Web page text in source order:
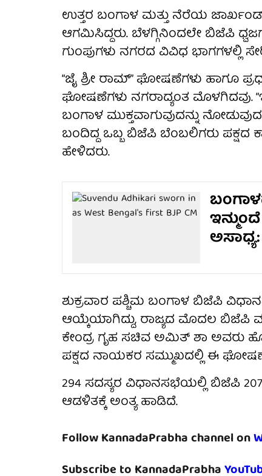
ಉತ್ತರ ಬಂಗಾಳ ಮತ್ತು ನೆರೆಯ
ಆಗಮಿಸಿದ್ದರು. ಬೆಳಗ್ಗಿನಿಂದಲೇ ಬಿಜೆಪಿ
ಗುಂಪುಗಳು ನಗರದ ವಿವಿಧ ಭಾಗಗಳಲ್ಲಿ
“ಜೈ ಶ್ರೀ ರಾಮ್” ಘೋಷಣೆಗಳು ಹಾಗೂ
ಘೋಷಣೆಗಳು ನಗರಾದ್ಯಂತ
ಬಂಗಾಳ ಮುಕ್ತವಾಗುವುದನ್ನು
ಬಂದಿದ್ದ ಒಬ್ಬ ಬಿಜೆಪಿ ಬೆಂಬಲಿಗರು
ಹೇಳಿದರು.
ಶುಕ್ರವಾರ ಪಶ್ಚಿಮ ಬಂಗಾಳ ಬಿಜೆಪಿ
ಆಯ್ಕೆಯಾಗಿದ್ದು, ರಾಜ್ಯದ ಮೊದಲ ಬಿಜೆಪಿ
ಕೇಂದ್ರ ಗೃಹ ಸಚಿವ ಅಮಿತ್ ಶಾ ಅವರು
ಪಕ್ಷದ ನಾಯಕರ ಸಮ್ಮುಖದಲ್ಲಿ ಈ
294 ಸದಸ್ಯರ ವಿಧಾನಸಭೆಯಲ್ಲಿ ಬಿಜೆಪಿ 207
ಆಡಳಿತಕ್ಕೆ ಅಂತ್ಯ ಹಾಡಿದೆ.
Follow KannadaPrabha channel on
Subscribe to KannadaPrabha